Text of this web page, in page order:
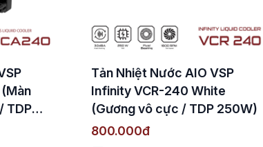
TDP
Tản Nhiệt Nước AIO VSP
Infinity VCR-240 White
(Gương vô cực / TDP 250W)
800.000đ